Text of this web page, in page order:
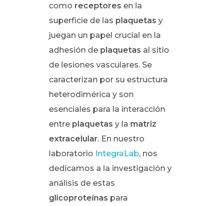
como receptores en la
superficie de las plaquetas y
juegan un papel crucial en la
adhesión de plaquetas al sitio
de lesiones vasculares. Se
caracterizan por su estructura
heterodimérica y son
esenciales para la interacción
entre plaquetas y la matriz
extracelular. En nuestro
laboratorio IntegraLab, nos
dedicamos a la investigación y
análisis de estas
glicoproteínas para